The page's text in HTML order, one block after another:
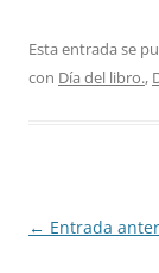
Esta entrada se
con Día del libro.,
Navegación
← Entrada